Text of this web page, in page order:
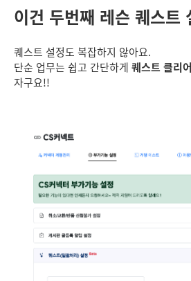
이건 두번째 레슨 퀘스트
퀘스트 설정도 복잡하지 않아요.
단순 업무는 쉽고 간단하게 퀘스트 클리어
자구요!!